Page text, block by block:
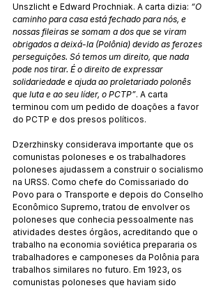
Unszlicht e Edward Prochniak. A carta dizia: “O
caminho para casa está fechado para nós, e
nossas fileiras se somam a dos que se viram
obrigados a deixá-la (Polônia) devido as ferozes
perseguições. Só temos um direito, que nada
pode nos tirar. É o direito de expressar
solidariedade e ajuda ao proletariado polonês
que luta e ao seu líder, o PCTP”. A carta
terminou com um pedido de doações a favor
do PCTP e dos presos políticos.
Dzerzhinsky considerava importante que os
comunistas poloneses e os trabalhadores
poloneses ajudassem a construir o socialismo
na URSS. Como chefe do Comissariado do
Povo para o Transporte e depois do Conselho
Econômico Supremo, tratou de envolver os
poloneses que conhecia pessoalmente nas
atividades destes órgãos, acreditando que o
trabalho na economia soviética prepararia os
trabalhadores e camponeses da Polônia para
trabalhos similares no futuro. Em 1923, os
comunistas poloneses que haviam sido